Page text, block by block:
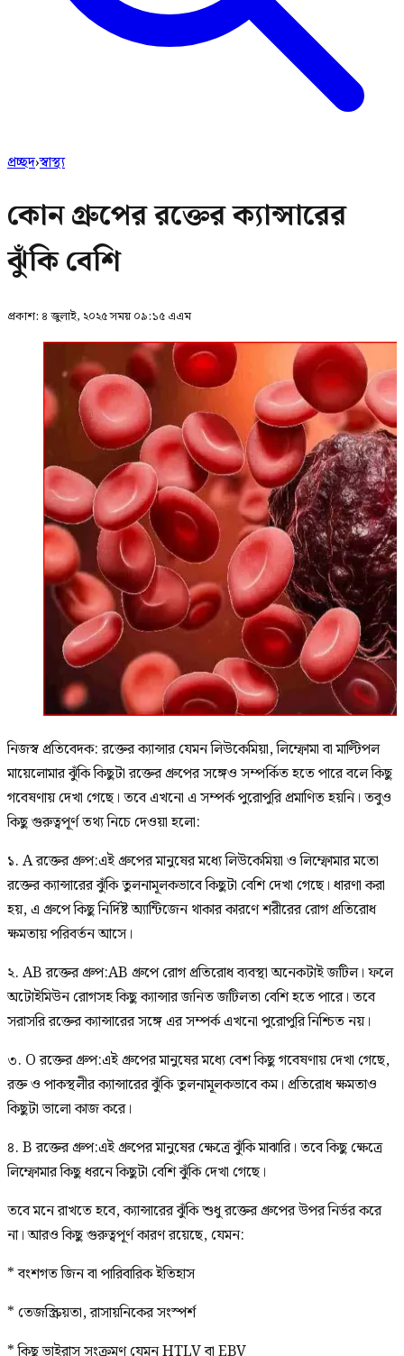
প্রচ্ছদ›স্বাস্থ্য
কোন গ্রুপের রক্তের ক্যান্সারের
ঝুঁকি বেশি
প্রকাশ: ৪ জুলাই, ২০২৫ সময় ০৯:১৫ এএম
নিজস্ব প্রতিবেদক: রক্তের ক্যান্সার যেমন লিউকেমিয়া, লিম্ফোমা বা মাল্টিপল
মায়েলোমার ঝুঁকি কিছুটা রক্তের গ্রুপের সঙ্গেও সম্পর্কিত হতে পারে বলে কিছু
গবেষণায় দেখা গেছে। তবে এখনো এ সম্পর্ক পুরোপুরি প্রমাণিত হয়নি। তবুও
কিছু গুরুত্বপূর্ণ তথ্য নিচে দেওয়া হলো:
১. A রক্তের গ্রুপ:এই গ্রুপের মানুষের মধ্যে লিউকেমিয়া ও লিম্ফোমার মতো
রক্তের ক্যান্সারের ঝুঁকি তুলনামূলকভাবে কিছুটা বেশি দেখা গেছে। ধারণা করা
হয়, এ গ্রুপে কিছু নির্দিষ্ট অ্যান্টিজেন থাকার কারণে শরীরের রোগ প্রতিরোধ
ক্ষমতায় পরিবর্তন আসে।
২. AB রক্তের গ্রুপ:AB গ্রুপে রোগ প্রতিরোধ ব্যবস্থা অনেকটাই জটিল। ফলে
অটোইমিউন রোগসহ কিছু ক্যান্সার জনিত জটিলতা বেশি হতে পারে। তবে
সরাসরি রক্তের ক্যান্সারের সঙ্গে এর সম্পর্ক এখনো পুরোপুরি নিশ্চিত নয়।
৩. O রক্তের গ্রুপ:এই গ্রুপের মানুষের মধ্যে বেশ কিছু গবেষণায় দেখা গেছে,
রক্ত ও পাকস্থলীর ক্যান্সারের ঝুঁকি তুলনামূলকভাবে কম। প্রতিরোধ ক্ষমতাও
কিছুটা ভালো কাজ করে।
৪. B রক্তের গ্রুপ:এই গ্রুপের মানুষের ক্ষেত্রে ঝুঁকি মাঝারি। তবে কিছু ক্ষেত্রে
লিম্ফোমার কিছু ধরনে কিছুটা বেশি ঝুঁকি দেখা গেছে।
তবে মনে রাখতে হবে, ক্যান্সারের ঝুঁকি শুধু রক্তের গ্রুপের উপর নির্ভর করে
না। আরও কিছু গুরুত্বপূর্ণ কারণ রয়েছে, যেমন:
* বংশগত জিন বা পারিবারিক ইতিহাস
* তেজস্ক্রিয়তা, রাসায়নিকের সংস্পর্শ